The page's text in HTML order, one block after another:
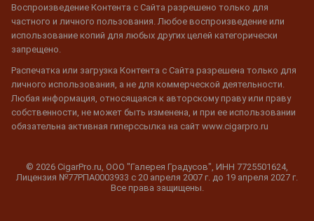
Воспроизведение Контента с Сайта разрешено только для
частного и личного пользования. Любое воспроизведение или
использование копий для любых других целей категорически
запрещено.
Распечатка или загрузка Контента с Сайта разрешена только для
личного использования, а не для коммерческой деятельности.
Любая информация, относящаяся к авторскому праву или праву
собственности, не может быть изменена, и при ее использовании
обязательна активная гиперссылка на сайт www.cigarpro.ru
© 2026 CigarPro.ru, ООО "Галерея Градусов", ИНН 7725501624,
Лицензия №77РПА0003933 c 20 апреля 2007 г. до 19 апреля 2027 г.
Все права защищены.